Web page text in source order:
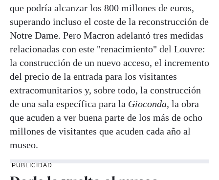
que podría alcanzar los 800 millones de euros,
superando incluso el coste de la reconstrucción de
Notre Dame. Pero Macron adelantó tres medidas
relacionadas con este "renacimiento" del Louvre:
la construcción de un nuevo acceso, el incremento
del precio de la entrada para los visitantes
extracomunitarios y, sobre todo, la construcción
de una sala específica para la Gioconda, la obra
que acuden a ver buena parte de los más de ocho
millones de visitantes que acuden cada año al
museo.
PUBLICIDAD